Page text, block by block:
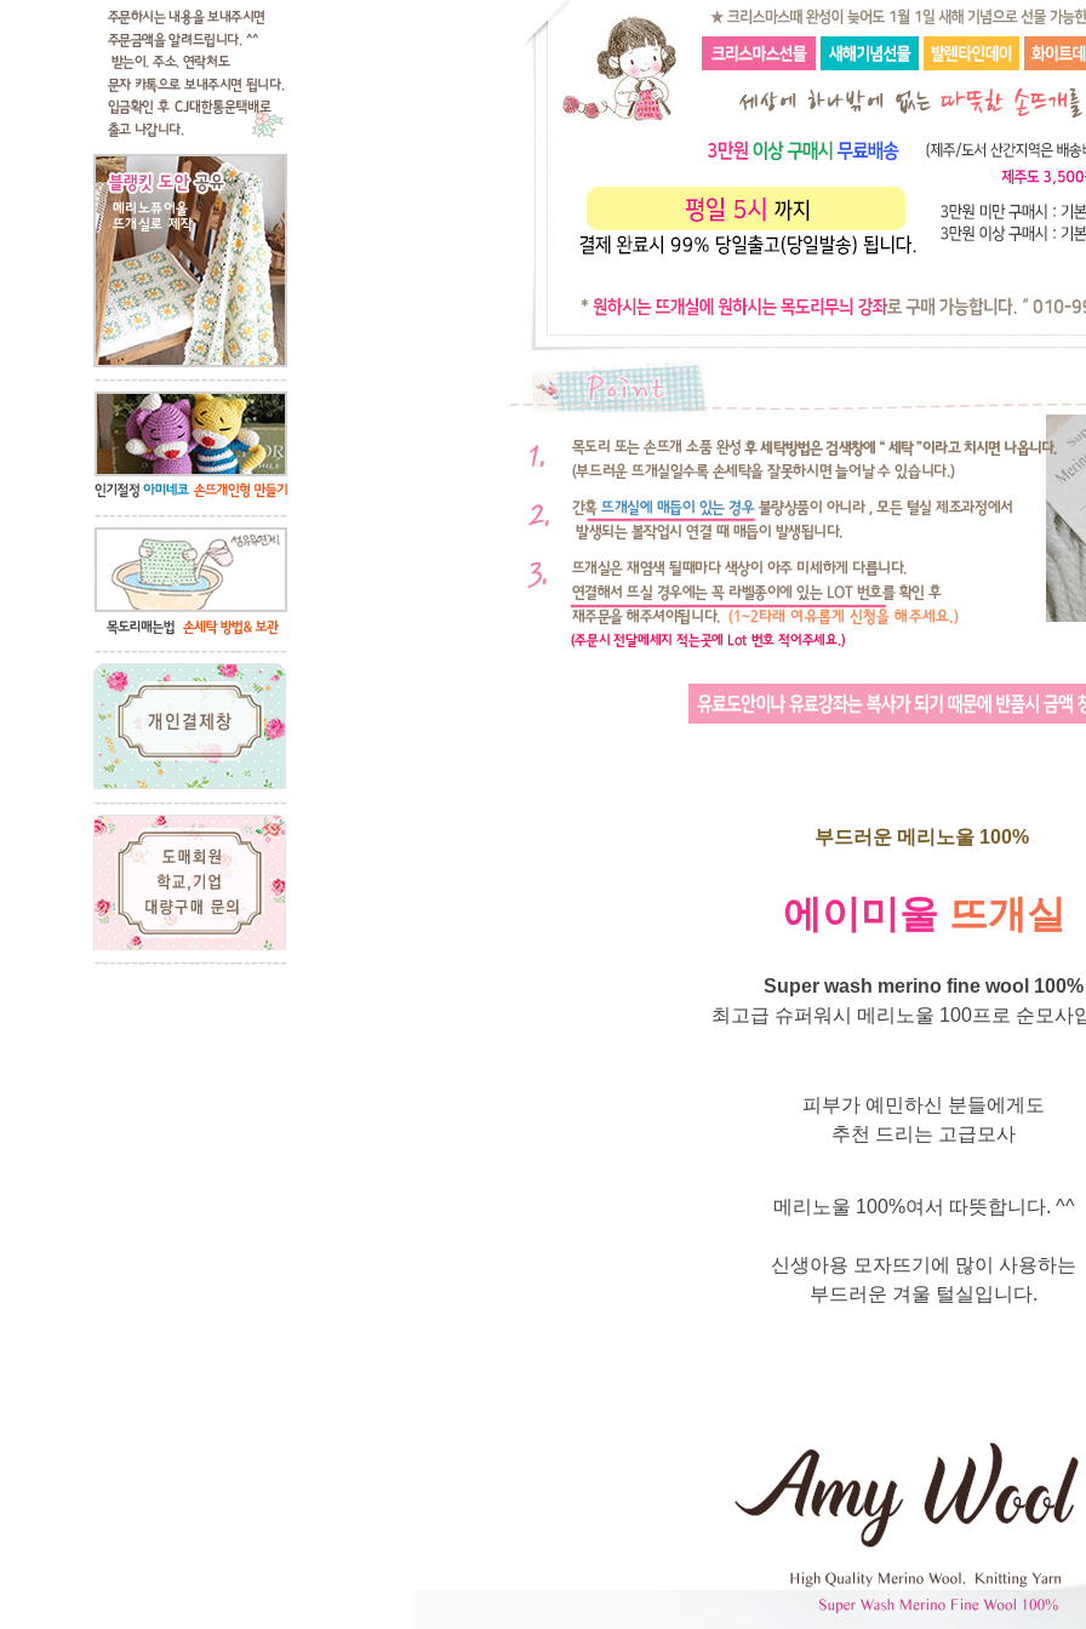
부드러운 메리노울 100%
에이미울 뜨개실
Super wash merino fine wool 100%
최고급 슈퍼워시 메리노울 100프로 순모사
피부가 예민하신 분들에게도
추천 드리는 고급모사
메리노울 100%여서 따뜻합니다. ^^
신생아용 모자뜨기에 많이 사용하는
부드러운 겨울 털실입니다.